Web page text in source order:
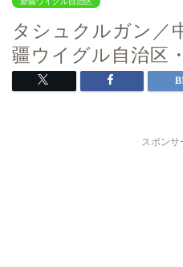
タシュクルガン
疆ウイグル自治区
スポンサ